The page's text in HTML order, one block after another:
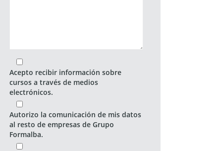
Acepto recibir información sobre
cursos a través de medios
electrónicos.
Autorizo la comunicación de mis datos
al resto de empresas de Grupo
Formalba.